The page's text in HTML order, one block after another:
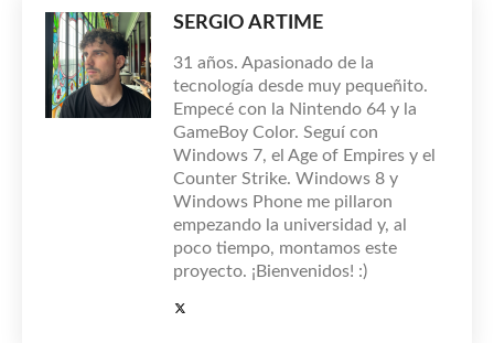
SERGIO ARTIME
31 años. Apasionado de la
tecnología desde muy pequeñito.
Empecé con la Nintendo 64 y la
GameBoy Color. Seguí con
Windows 7, el Age of Empires y el
Counter Strike. Windows 8 y
Windows Phone me pillaron
empezando la universidad y, al
poco tiempo, montamos este
proyecto. ¡Bienvenidos! :)